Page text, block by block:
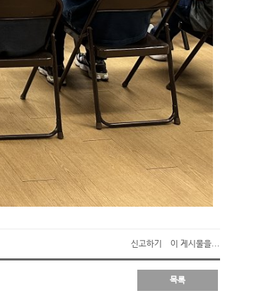
신고하기 이 게시물을...
목록